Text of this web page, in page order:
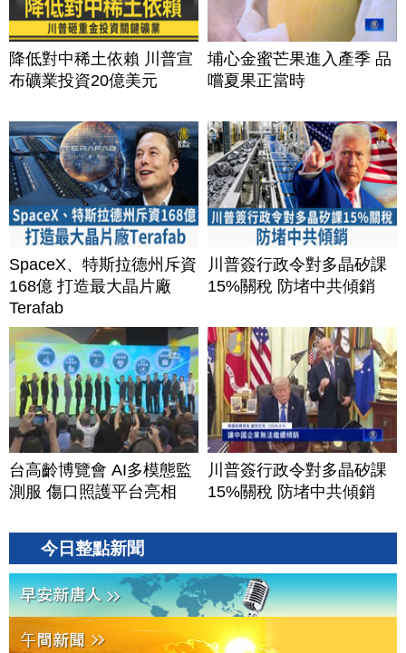
降低對中稀土依賴 川普宣
布礦業投資20億美元
埔心金蜜芒果進入產季 品
嚐夏果正當時
SpaceX、特斯拉德州斥資
168億 打造最大晶片廠
Terafab
川普簽行政令對多晶矽課
15%關稅 防堵中共傾銷
台高齡博覽會 AI多模態監
測服 傷口照護平台亮相
川普簽行政令對多晶矽課
15%關稅 防堵中共傾銷
今日整點新聞